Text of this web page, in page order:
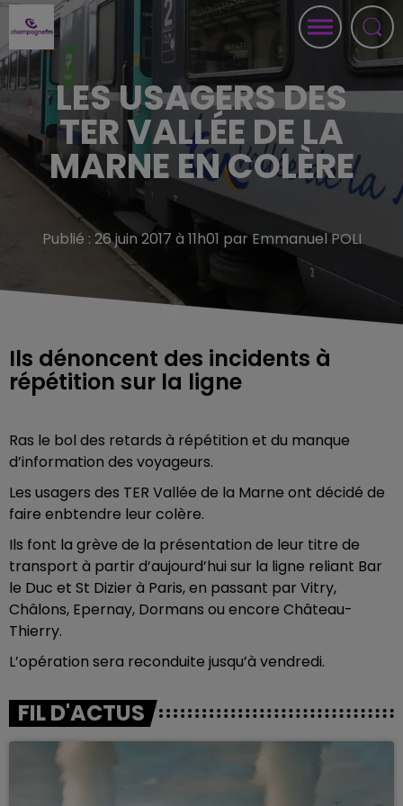
LES USAGERS DES
TER VALLÉE DE LA
MARNE EN COLÈRE
Publié : 26 juin 2017 à 11h01 par Emmanuel POLI
Ils dénoncent des incidents à
répétition sur la ligne
Ras le bol des retards à répétition et du manque
d’information des voyageurs.
Les usagers des TER Vallée de la Marne ont décidé de
faire enbtendre leur colère.
Ils font la grève de la présentation de leur titre de
transport à partir d’aujourd’hui sur la ligne reliant Bar
le Duc et St Dizier à Paris, en passant par Vitry,
Châlons, Epernay, Dormans ou encore Château-
Thierry.
L’opération sera reconduite jusqu’à vendredi.
FIL D'ACTUS